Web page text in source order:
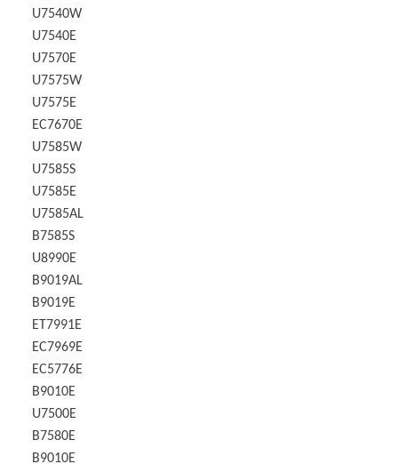
U7540W
U7540E
U7570E
U7575W
U7575E
EC7670E
U7585W
U7585S
U7585E
U7585AL
B7585S
U8990E
B9019AL
B9019E
ET7991E
EC7969E
EC5776E
B9010E
U7500E
B7580E
B9010E